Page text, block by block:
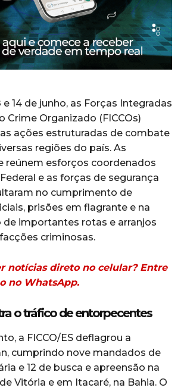
14 de junho, as Forças Integradas
Crime Organizado (FICCOs)
ações estruturadas de combate
regiões do país. As
reúnem esforços coordenados
e as forças de segurança
no cumprimento de
prisões em flagrante e na
de importantes rotas e arranjos
criminosas.
notícias direto no celular? Entre
no WhatsApp.
o tráfico de entorpecentes
a FICCO/ES deflagrou a
cumprindo nove mandados de
e 12 de busca e apreensão na
Vitória e em Itacaré, na Bahia. O